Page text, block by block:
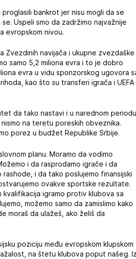
bankrot jer nisu mogli da se
Uspeli smo da zadržimo najvažnije
evropskom nivou.
navijača i ukupne zvezdaške
samo 5,2 miliona evra i to je dobro
evra u vidu sponzorskog ugovora
kao što su transferi igrača i UEFA
da tako nastavi i u narednom
na teretu poreskih obveznika.
porez u budžet Republike Srbije.
planu. Moramo da vodimo
i da rasprodamo igrače i da
i da tako poslujemo finansijski
ovakve sportske rezultate.
igramo protiv klubova sa
možemo samo da zamislimo kako
moraš da ulažeš, ako želiš da
poziciju među evropskom klupskom
na štetu klubova poput našeg. Iz